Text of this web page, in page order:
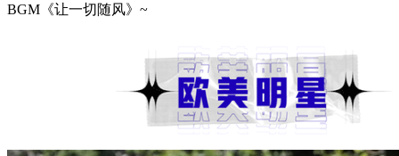
BGM《让一切随风》~